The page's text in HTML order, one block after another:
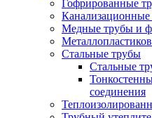
Гофрированные
Медные трубы и
Стальные трубы
Стальные
соединения